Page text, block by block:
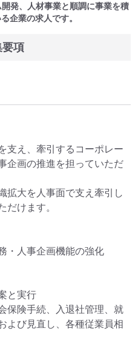
発、人材事業と順調に事業を積
企業の求人です。
項
支え、牽引するコーポレー
企画の推進を担っていただ
拡大を人事面で支え牽引し
だけます。
・人事企画機能の強化
と実行
保険手続、入退社管理、就
よび見直し、各種従業員相